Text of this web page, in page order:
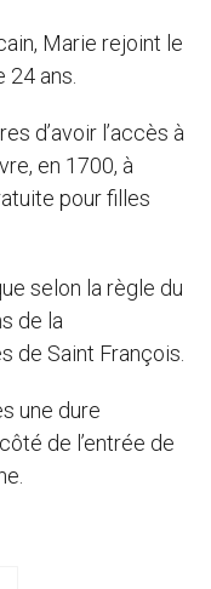
Marie rejoint le
24 ans.
d’avoir l’accès à
en 1700, à
pour filles
selon la règle du
de la
de Saint François.
une dure
de l’entrée de